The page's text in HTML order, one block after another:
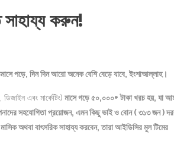
সাহায্য করুন!
পড়ে, দিন দিন আরো অনেক বেশি বেড়ে যাবে, ইংশাআল্লাহ।
এবং মার্কেটিং) মাসে গড়ে ৫০,০০০+ টাকা খরচ হয়, যা
সহযোগিতা প্রয়োজন, এমন কিছু ভাই ও বোন ( ৩১৩ জন )
অথবা বাৎসরিক সাহায্য করবেন, তারা আইডিসির মুল টিমের